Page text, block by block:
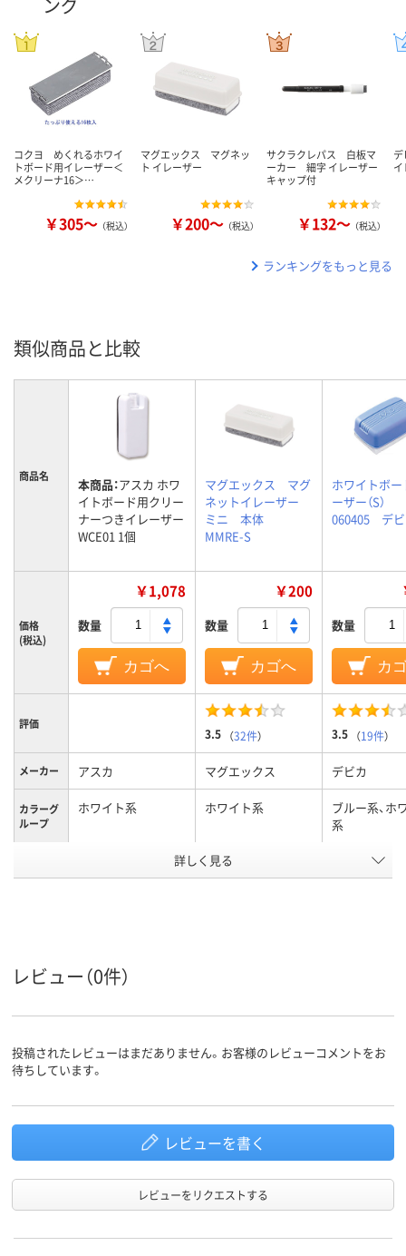
コクヨ めくれるホワイ
トボード用イレーザー＜
メクリーナ16＞…
￥305～ （税込）
マグエックス マグネッ
ト イレーザー
￥200～ （税込）
サクラクレパス 白板マ
ーカー 細字 イレーザー
キャップ付
￥132～ （税込）
ランキングをもっと見る
類似商品と比較
商品名 本商品：アスカ ホワ
イトボード用クリー
ナーつきイレーザー
WCE01 1個
マグエックス マグ
ネットイレーザー
ミニ 本体
MMRE-S
ホワイトボ
ーザー（S）
060405 デ
価格
(税込)
￥1,078
数量
カゴへ
￥200
数量
カゴへ
数量
カ
評価
3.5 （32件） 3.5 （19件）
メーカー アスカ マグエックス デビカ
カラーグ
ループ
ホワイト系 ホワイト系
ブルー系、ホ
系
27g
詳しく見る
レビュー（0件）
投稿されたレビューはまだありません。お客様のレビューコメントをお
待ちしています。
レビューを書く
レビューをリクエストする